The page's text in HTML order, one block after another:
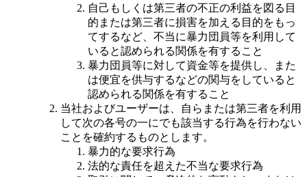
自己もしくは第三者の不正の利益を図る目
的または第三者に損害を加える目的をもっ
てするなど、不当に暴力団員等を利用して
いると認められる関係を有すること
暴力団員等に対して資金等を提供し、また
は便宜を供与するなどの関与をしていると
認められる関係を有すること
当社およびユーザーは、自らまたは第三者を利用
して次の各号の一にでも該当する行為を行わない
ことを確約するものとします。
暴力的な要求行為
法的な責任を超えた不当な要求行為